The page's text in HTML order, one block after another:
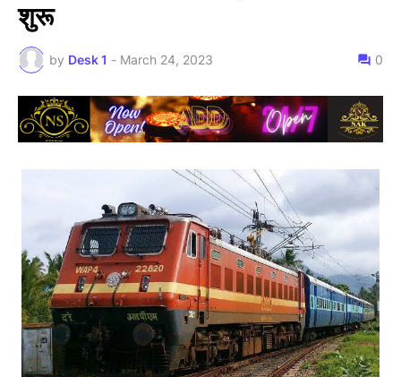
शुरू
by Desk 1 - March 24, 2023 0